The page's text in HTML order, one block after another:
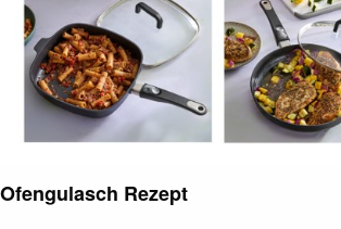
Ofengulasch Rezept